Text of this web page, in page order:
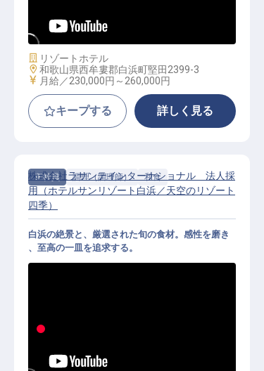
施設業態
リゾートホテル
勤務地
和歌山県西牟婁郡白浜町堅田2399-3
給与
月給／230,000円～ 260,000円
キープする 詳しく見る
正社員 調理（調理師） 和食
和食調理｜月給24万円～／紀州の旬
を技で彩る／単身寮・家族寮あり
株式会社ラサンテインターナショナル 法人採
用（ホテルサンリゾート白浜／天空のリゾート
四季）
白浜の絶景と、厳選された旬の食材。感性を磨き
、至高の一皿を追求する。